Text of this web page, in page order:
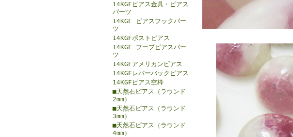
14KGFピアス金具・ピアス
パーツ
14KGF ピアスフックパー
ツ
14KGFポストピアス
14KGF フープピアスパー
ツ
14KGFアメリカンピアス
14KGFレバーバックピアス
14KGFピアス空枠
■天然石ピアス（ラウンド
2mm）
■天然石ピアス（ラウンド
3mm）
■天然石ピアス（ラウンド
4mm）